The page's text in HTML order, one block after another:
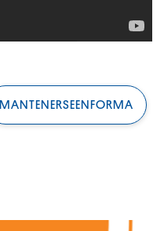
MANTENERSEENFORMA